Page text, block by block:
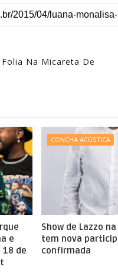
Na Micareta De
e
18 de
CONCHA ACÚSTICA
Show de Lazzo
tem nova
confirmada